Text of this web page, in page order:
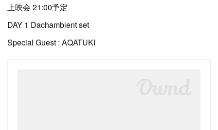
上映会 21:00予定
DAY 1 Dachambient set
Special Guest : AQATUKI